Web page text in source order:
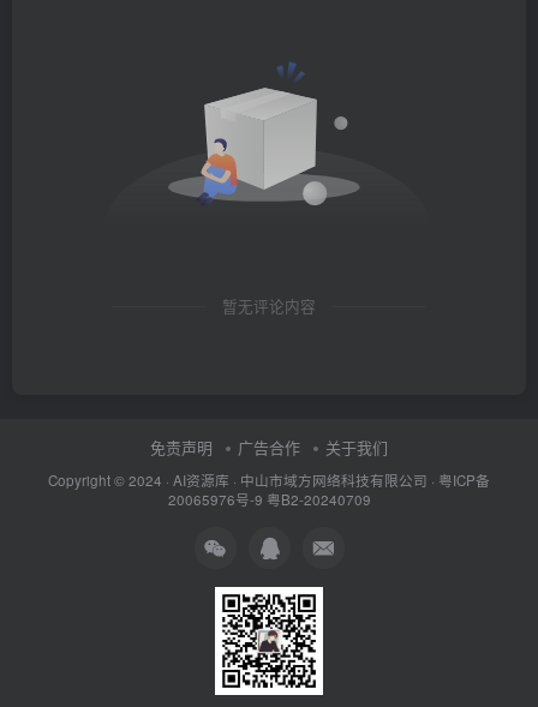
暂无评论内容
免责声明 广告合作 关于我们
Copyright © 2024 · AI资源库 · 中山市域方网络科技有限公司 · 粤ICP备
20065976号-9 粤B2-20240709